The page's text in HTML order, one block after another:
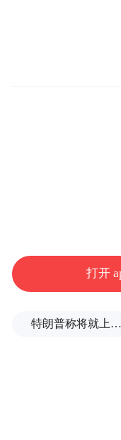
打开
特朗普称将就上诉法院涉白宫宴会厅项目裁决提起上诉